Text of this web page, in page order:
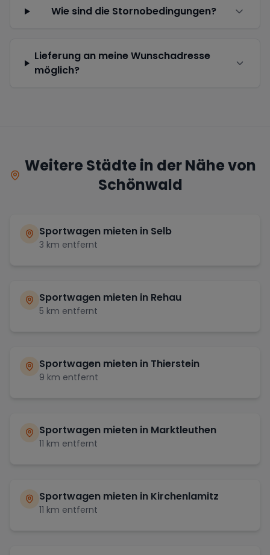
Wie sind die Stornobedingungen?
Lieferung an meine Wunschadresse
möglich?
Weitere Städte in der Nähe von
Schönwald
Sportwagen mieten in Selb
3 km entfernt
Sportwagen mieten in Rehau
5 km entfernt
Sportwagen mieten in Thierstein
9 km entfernt
Sportwagen mieten in Marktleuthen
11 km entfernt
Sportwagen mieten in Kirchenlamitz
11 km entfernt